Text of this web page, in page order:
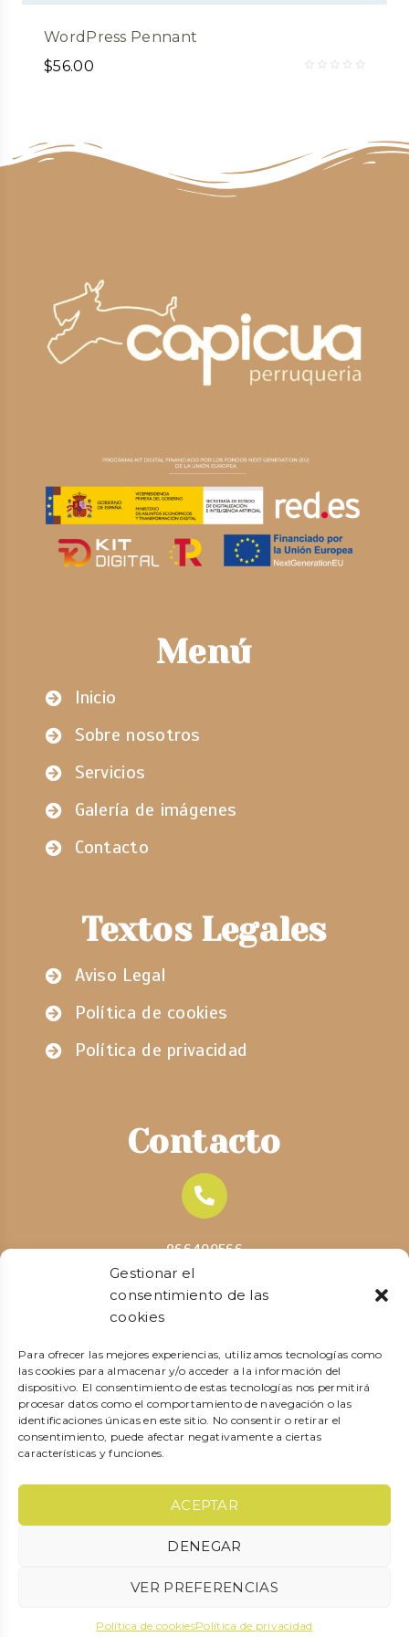
Gestionar el
consentimiento de las
cookies
Para ofrecer las mejores experiencias, utilizamos tecnologías como
las cookies para almacenar y/o acceder a la información del
dispositivo. El consentimiento de estas tecnologías nos permitirá
procesar datos como el comportamiento de navegación o las
identificaciones únicas en este sitio. No consentir o retirar el
consentimiento, puede afectar negativamente a ciertas
características y funciones.
ACEPTAR
DENEGAR
VER PREFERENCIAS
Política de cookiesPolítica de privacidad
WordPress Pennant
$56.00
Menú
Inicio
Sobre nosotros
Servicios
Galería de imágenes
Contacto
Textos Legales
Aviso Legal
Política de cookies
Política de privacidad
Contacto
966400566
605574458
info@capicuapeluqueriacanina.com
natifillol25@gmail.com
Av. Fontilles, 6 local A, 03780 Pego, Alicante